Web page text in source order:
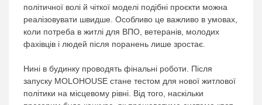
політичної волі й чіткої моделі подібні проєкти можна
реалізовувати швидше. Особливо це важливо в умовах,
коли потреба в житлі для ВПО, ветеранів, молодих
фахівців і людей після поранень лише зростає.
Нині в будинку проводять фінальні роботи. Після
запуску MOLOHOUSE стане тестом для нової житлової
політики на місцевому рівні. Від того, наскільки